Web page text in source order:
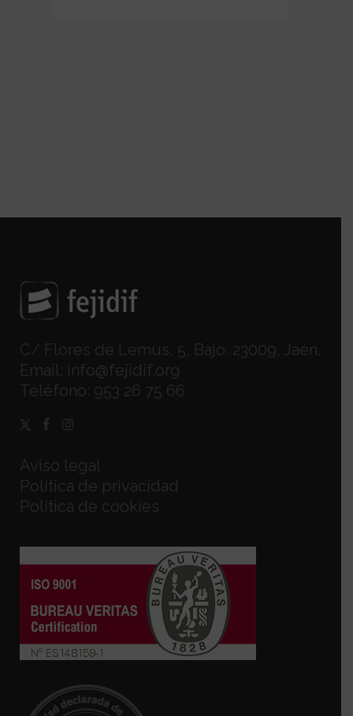
C/ Flores de Lemus, 5, Bajo. 23009, Jaén.
Email: info@fejidif.org
Teléfono: 953 26 75 66
Aviso legal
Política de privacidad
Política de cookies